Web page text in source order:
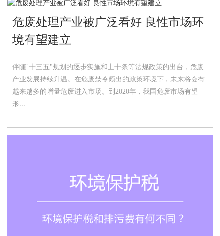
危废处理产业被广泛看好 良性市场环
境有望建立
伴随"十三五"规划的逐步实施和土十条等法规政策的出台，危废
产业发展持续升温。在危废禁令频出的政策环境下，未来将会有
越来越多的增量危废进入市场。到2020年，我国危废市场有望
形...